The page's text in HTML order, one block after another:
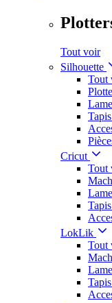
Tout voir
Silhouette
Tout
Cricut
Tout
LokLik
Tout